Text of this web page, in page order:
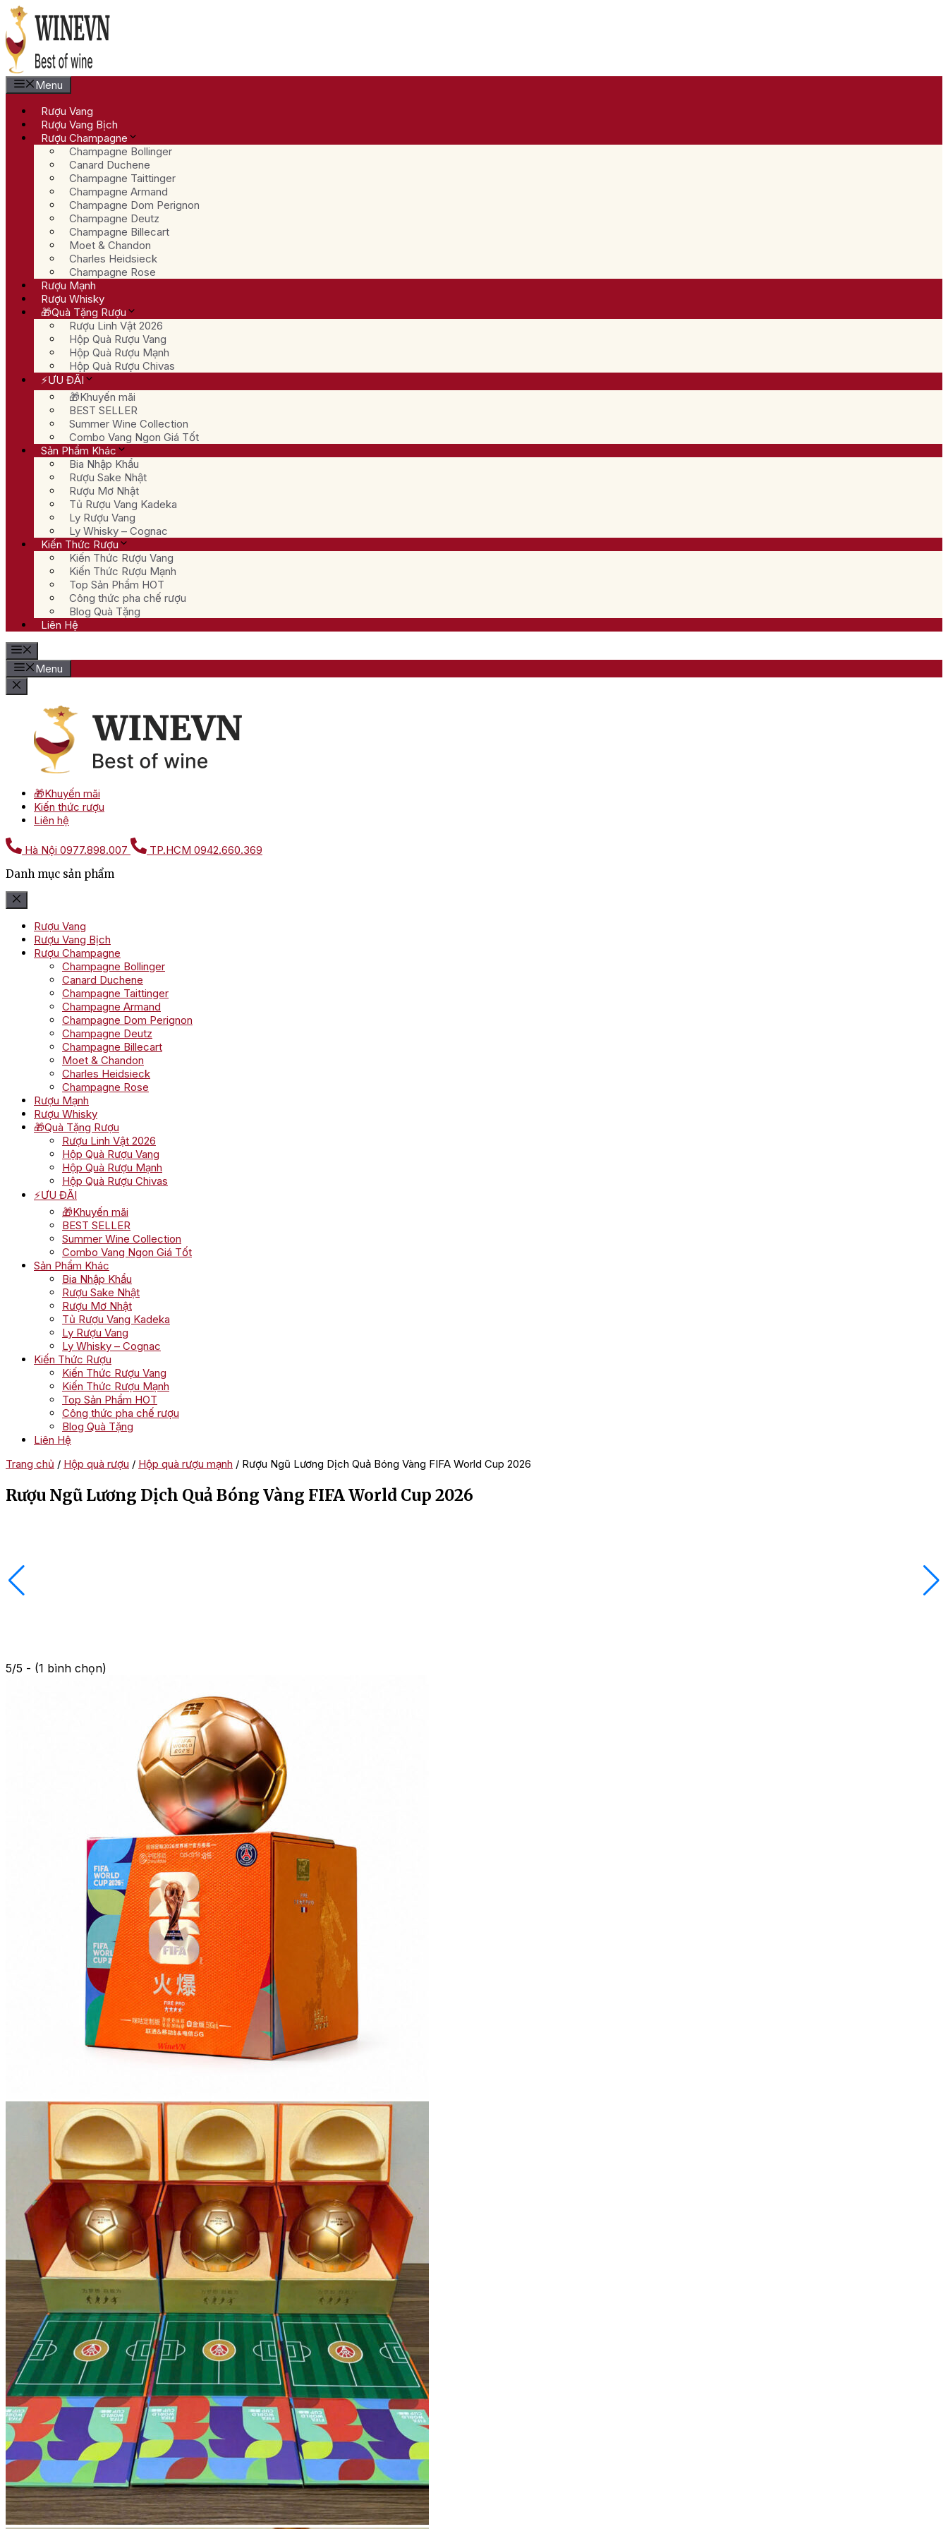
Chuyển
đến
nội
dung
Menu
Rượu Vang
Rượu Vang Bịch
Rượu Champagne
Champagne Bollinger
Canard Duchene
Champagne Taittinger
Champagne Armand
Champagne Dom Perignon
Champagne Deutz
Champagne Billecart
Moet & Chandon
Charles Heidsieck
Champagne Rose
Rượu Mạnh
Rượu Whisky
🎁Quà Tặng Rượu
Rượu Linh Vật 2026
Hộp Quà Rượu Vang
Hộp Quà Rượu Mạnh
Hộp Quà Rượu Chivas
⚡ƯU ĐÃI
🎁Khuyến mãi
BEST SELLER
Summer Wine Collection
Combo Vang Ngon Giá Tốt
Sản Phẩm Khác
Bia Nhập Khẩu
Rượu Sake Nhật
Rượu Mơ Nhật
Tủ Rượu Vang Kadeka
Ly Rượu Vang
Ly Whisky – Cognac
Kiến Thức Rượu
Kiến Thức Rượu Vang
Kiến Thức Rượu Mạnh
Top Sản Phẩm HOT
Công thức pha chế rượu
Blog Quà Tặng
Liên Hệ
Menu
🎁Khuyến mãi
Kiến thức rượu
Liên hệ
Hà Nội 0977.898.007 TP.HCM 0942.660.369
Danh mục sản phẩm
Rượu Vang
Rượu Vang Bịch
Rượu Champagne
Champagne Bollinger
Canard Duchene
Champagne Taittinger
Champagne Armand
Champagne Dom Perignon
Champagne Deutz
Champagne Billecart
Moet & Chandon
Charles Heidsieck
Champagne Rose
Rượu Mạnh
Rượu Whisky
🎁Quà Tặng Rượu
Rượu Linh Vật 2026
Hộp Quà Rượu Vang
Hộp Quà Rượu Mạnh
Hộp Quà Rượu Chivas
⚡ƯU ĐÃI
🎁Khuyến mãi
BEST SELLER
Summer Wine Collection
Combo Vang Ngon Giá Tốt
Sản Phẩm Khác
Bia Nhập Khẩu
Rượu Sake Nhật
Rượu Mơ Nhật
Tủ Rượu Vang Kadeka
Ly Rượu Vang
Ly Whisky – Cognac
Kiến Thức Rượu
Kiến Thức Rượu Vang
Kiến Thức Rượu Mạnh
Top Sản Phẩm HOT
Công thức pha chế rượu
Blog Quà Tặng
Liên Hệ
Trang chủ / Hộp quà rượu / Hộp quà rượu mạnh / Rượu Ngũ Lương Dịch Quả Bóng Vàng FIFA World Cup 2026
Rượu Ngũ Lương Dịch Quả Bóng Vàng FIFA World Cup 2026
5/5 - (1 bình chọn)